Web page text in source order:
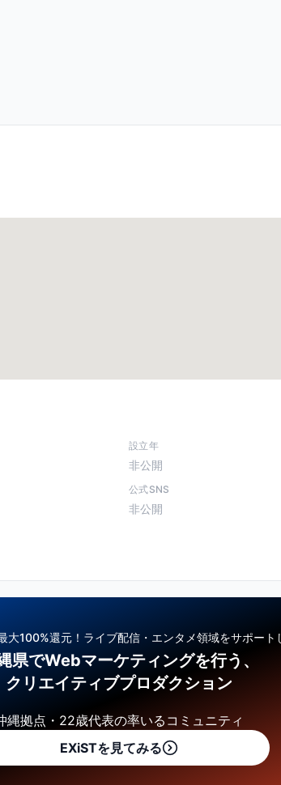
設立年
非公開
公式SNS
非公開
大100%還元！ ライブ配信・エンタメ領域をサポート
県でWebマーケティングを行う、
クリエイティブプロダクション
縄拠点・22歳代表の率いるコミュニティ
EXiSTを見てみる